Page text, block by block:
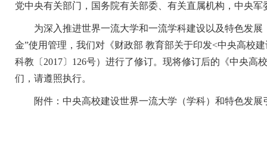
党中央有关部门，国务院有关部委、有关直属机构，中央
为深入推进世界一流大学和一流学科建设以及特色发展
金”使用管理，我们对《财政部 教育部关于印发<中央高校
科教〔2017〕126号）进行了修订。现将修订后的《中央
们，请遵照执行。
附件：中央高校建设世界一流大学（学科）和特色发展